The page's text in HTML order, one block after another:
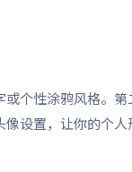
个性涂鸦风格。
设置，让你的个